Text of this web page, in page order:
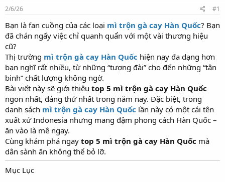
s
t
a
r
t
e
r
2/6/26 #1
Bạn là fan cuồng của các loại mì trộn gà cay Hàn Quốc? Bạn
đã chán ngấy việc chỉ quanh quẩn với một vài thương hiệu
cũ?
Thị trường mì trộn gà cay Hàn Quốc hiện nay đa dạng hơn
bạn nghĩ rất nhiều, từ những “tượng đài” cho đến những “tân
binh” chất lượng không ngờ.
Bài viết này sẽ giới thiệu top 5 mì trộn gà cay Hàn Quốc
ngon nhất, đáng thử nhất trong năm nay. Đặc biệt, trong
danh sách mì trộn gà cay Hàn Quốc lần này có một cái tên
xuất xứ Indonesia nhưng mang đậm phong cách Hàn Quốc –
ăn vào là mê ngay.
Cùng khám phá ngay top 5 mì trộn gà cay Hàn Quốc mà
dân sành ăn không thể bỏ lỡ.
Mục Lục